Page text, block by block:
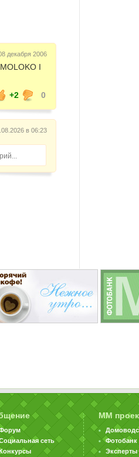
декабря 2006
I
+2
0
в 06:23
сеть
ММ
Эксперты